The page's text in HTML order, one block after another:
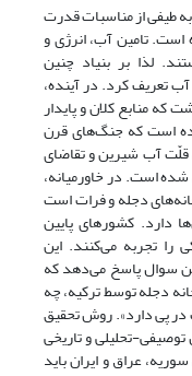
طیفی از مناسبات قدرت
است. تامین آب، انرژی و
شناسه‌های قرن 21 هستند. لذا بر بنیاد چنین
آب تعریف کرد. در آینده،
منابع کلان و پایدار
است که جنگ‌های قرن
قلّت آب شیرین و تقاضای
است. در خاورمیانه،
دجله و فرات است
دارد. کشورهای پایین
را تجربه می‌کنند. این
سوال پاسخ می‌دهد که
دجله توسط ترکیه، چه
در پی دارد». روش تحقیق
تحلیلی و تاریخی
عراق و ایران باید